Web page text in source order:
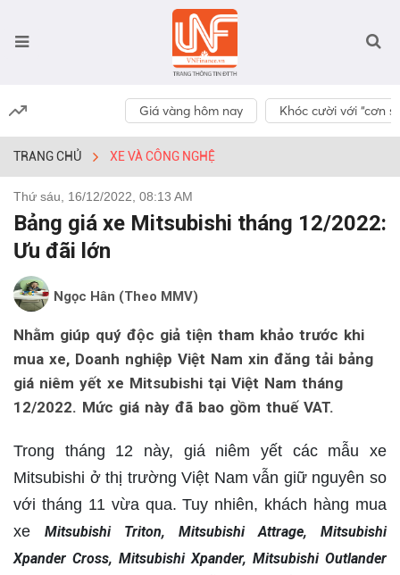
Giá vàng hôm nay Khóc cười với “cơn
TRANG CHỦ XE VÀ CÔNG NGHỆ
Thứ sáu, 16/12/2022, 08:13 AM
Bảng giá xe Mitsubishi tháng 12/2022:
Ưu đãi lớn
Ngọc Hân (Theo MMV)
Nhằm giúp quý độc giả tiện tham khảo trước khi
mua xe, Doanh nghiệp Việt Nam xin đăng tải bảng
giá niêm yết xe Mitsubishi tại Việt Nam tháng
12/2022. Mức giá này đã bao gồm thuế VAT.
Trong tháng 12 này, giá niêm yết các mẫu xe
Mitsubishi ở thị trường Việt Nam vẫn giữ nguyên so
với tháng 11 vừa qua. Tuy nhiên, khách hàng mua
xe Mitsubishi Triton, Mitsubishi Attrage, Mitsubishi
Xpander Cross, Mitsubishi Xpander, Mitsubishi Outlander